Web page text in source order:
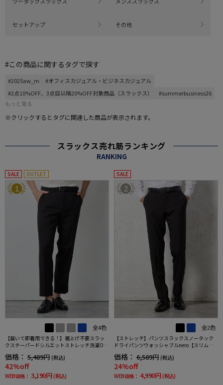
セットアップ その他
#この商品に関するタグで探す
#2025aw_m
#オフィスカジュアル・ビジネスカジュアル
#2点10%OFF、3点目以降20%OFF対象商品（スラックス）
#summerbusiness26
もっと見る
※クリックするとタグに関連した商品が表示されます。
スラックス売れ筋ランキング
RANKING
SALE OUTLET
1
全4色
【届いて即着用できる！】裾上げ不要スラッ
クステーパードシルエットストレッチ洗濯OK
価格： 5,489円 (税込)
42%off
WEB価格： 3,190円 (税込)
SALE
2
全2色
【ストレッチ】パンツスラックスノータック
ドライパンツウォッシャブルnero【スリムデ
価格： 6,589円 (税込)
24%off
WEB価格： 4,990円 (税込)